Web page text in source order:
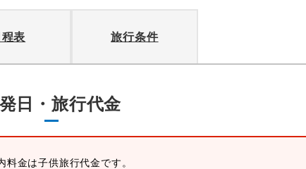
程表 旅行条件
日・旅行代金
料金は子供旅行代金です。